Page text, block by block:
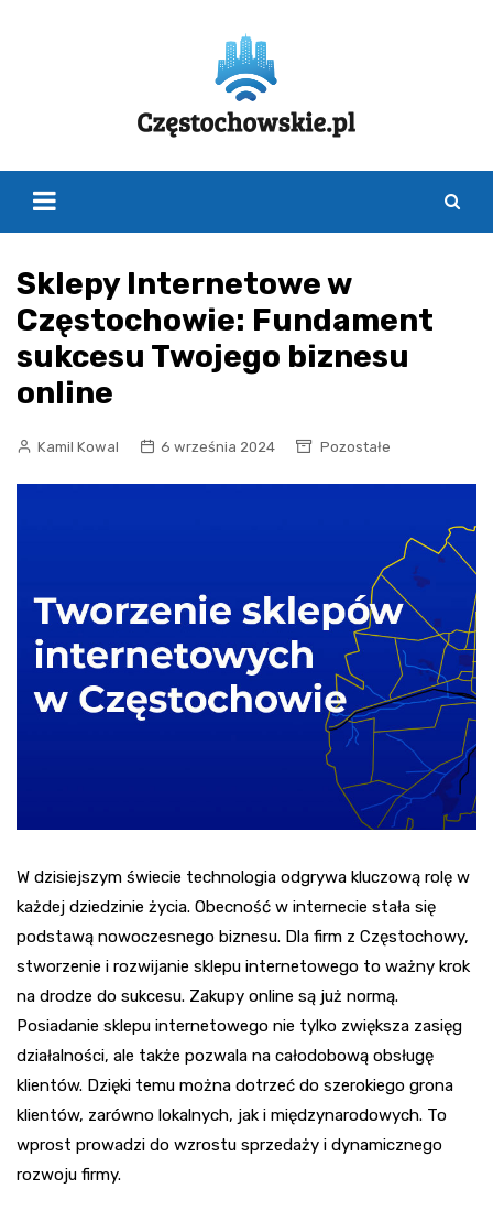
Sklepy Internetowe w
Częstochowie: Fundament
sukcesu Twojego biznesu
online
Kamil Kowal 6 września 2024 Pozostałe
W dzisiejszym świecie technologia odgrywa kluczową rolę w
każdej dziedzinie życia. Obecność w internecie stała się
podstawą nowoczesnego biznesu. Dla firm z Częstochowy,
stworzenie i rozwijanie sklepu internetowego to ważny krok
na drodze do sukcesu. Zakupy online są już normą.
Posiadanie sklepu internetowego nie tylko zwiększa zasięg
działalności, ale także pozwala na całodobową obsługę
klientów. Dzięki temu można dotrzeć do szerokiego grona
klientów, zarówno lokalnych, jak i międzynarodowych. To
wprost prowadzi do wzrostu sprzedaży i dynamicznego
rozwoju firmy.